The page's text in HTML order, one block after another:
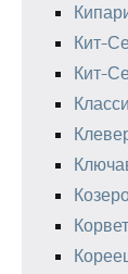
Кит-
Кит-
Корвет